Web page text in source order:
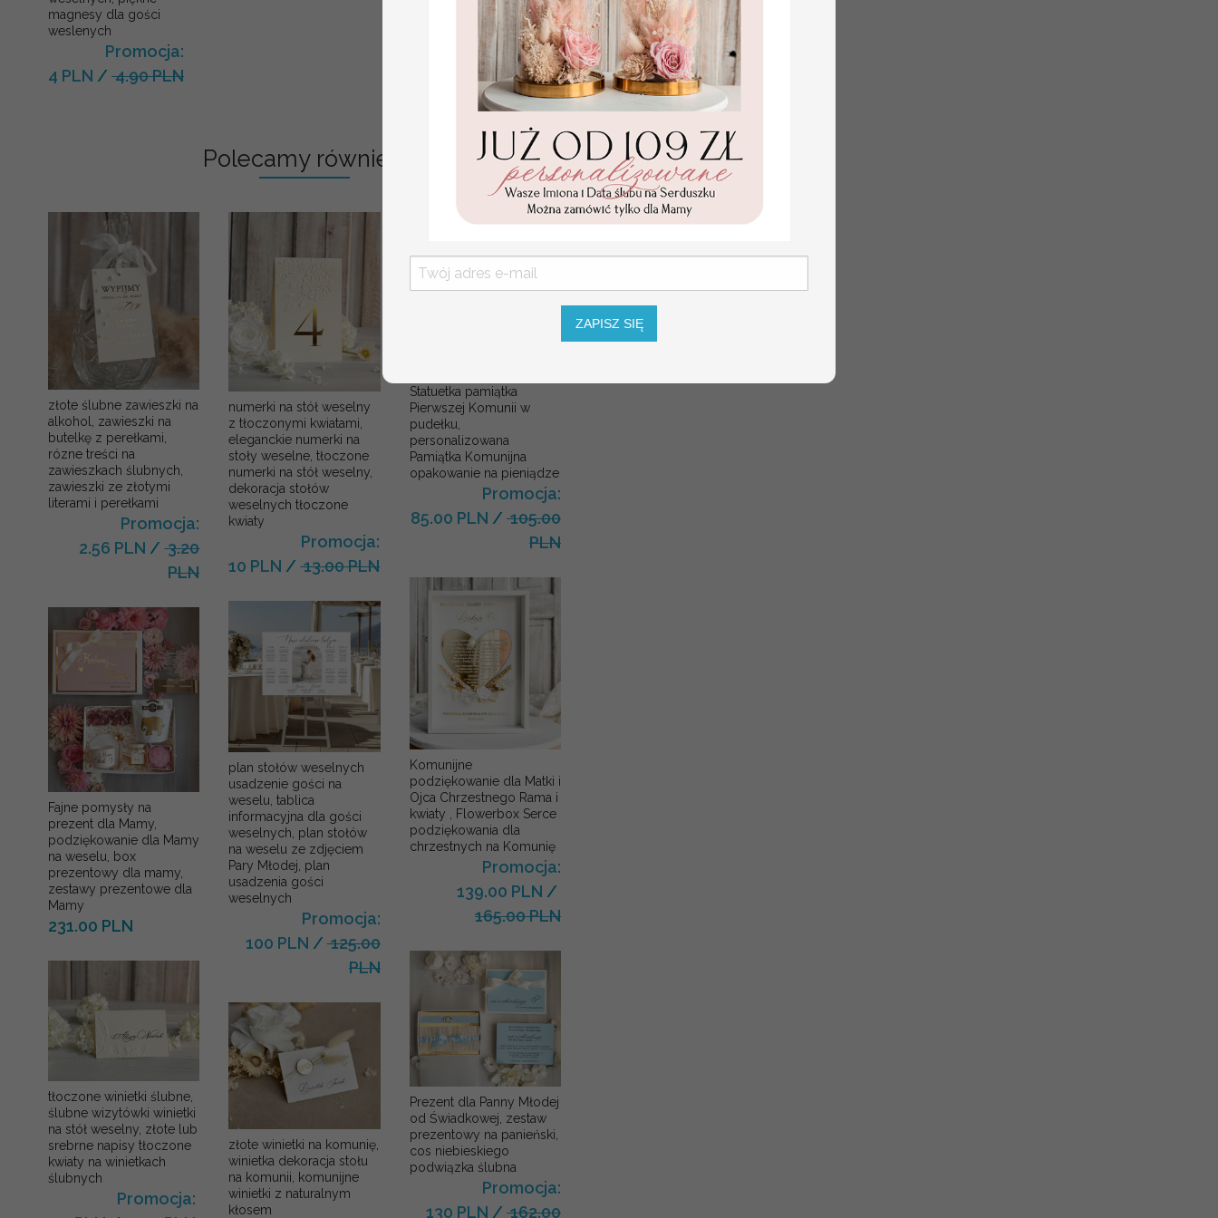
magnesy dla gości
weslenych
Promocja:
4 PLN / 4.90 PLN
Polecamy również:
złote ślubne zawieszki na
alkohol, zawieszki na
butelkę z perełkami,
rózne treści na
zawieszkach ślubnych,
zawieszki ze złotymi
literami i perełkami
Promocja:
2.56 PLN /3.20
PLN
Fajne pomysły na
prezent dla Mamy,
podziękowanie dla Mamy
na weselu, box
prezentowy dla mamy,
zestawy prezentowe dla
Mamy
231.00 PLN
tłoczone winietki ślubne,
ślubne wizytówki winietki
na stół weselny, złote lub
srebrne napisy tłoczone
kwiaty na winietkach
ślubnych
Promocja:
numerki na stół weselny
z tłoczonymi kwiatami,
eleganckie numerki na
stoły weselne, tłoczone
numerki na stół weselny,
dekoracja stołów
weselnych tłoczone
kwiaty
Promocja:
10 PLN /13.00 PLN
plan stołów weselnych
usadzenie gości na
weselu, tablica
informacyjna dla gości
weselnych, plan stołów
na weselu ze zdjęciem
Pary Młodej, plan
usadzenia gości
weselnych
Promocja:
100 PLN /125.00
PLN
złote winietki na komunię,
winietka dekoracja stołu
na komunii, komunijne
winietki z naturalnym
kłosem
Statuetka pamiątka
Pierwszej Komunii w
pudełku,
personalizowana
Pamiątka Komunijna
opakowanie na pieniądze
Promocja:
85.00 PLN / 105.00
PLN
Komunijne
podziękowanie dla Matki i
Ojca Chrzestnego Rama i
kwiaty , Flowerbox Serce
podziękowania dla
chrzestnych na Komunię
Promocja:
139.00 PLN /
165.00 PLN
Prezent dla Panny Młodej
od Świadkowej, zestaw
prezentowy na panieński,
cos niebieskiego
podwiązka ślubna
Promocja:
130 PLN / 162.00
ZAPISZ SIĘ